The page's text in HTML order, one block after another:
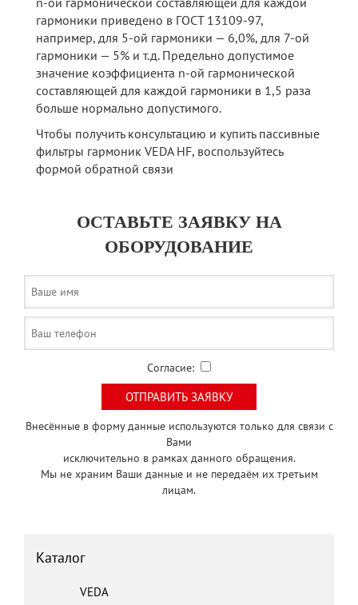
гармоники приведено в ГОСТ 13109-97,
например, для 5-ой гармоники — 6,0%, для 7-ой
гармоники — 5% и т.д. Предельно допустимое
значение коэффициента n-ой гармонической
составляющей для каждой гармоники в 1,5 раза
больше нормально допустимого.
Чтобы получить консультацию и купить пассивные
фильтры гармоник VEDA HF, воспользуйтесь
формой обратной связи
ОСТАВЬТЕ ЗАЯВКУ НА
ОБОРУДОВАНИЕ
Согласие:
Внесённые в форму данные используются только для связи с
Вами
исключительно в рамках данного обращения.
Мы не храним Ваши данные и не передаём их третьим
лицам.
Каталог
VEDA